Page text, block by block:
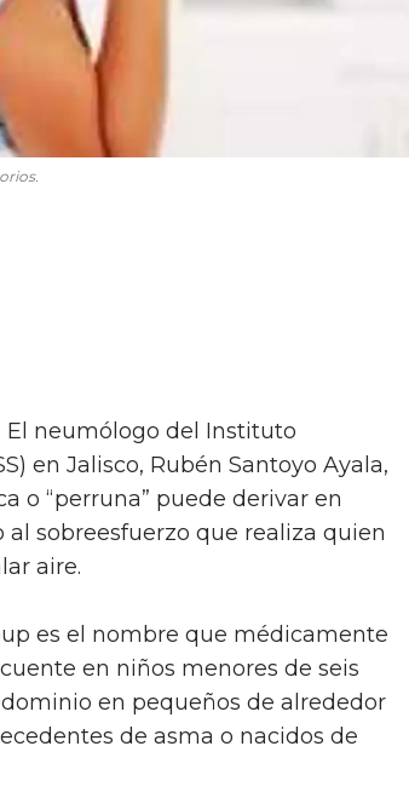
El neumólogo del Instituto
en Jalisco, Rubén Santoyo Ayala,
o “perruna” puede derivar en
sobreesfuerzo que realiza quien
aire.
es el nombre que médicamente
en niños menores de seis
en pequeños de alrededor
de asma o nacidos de